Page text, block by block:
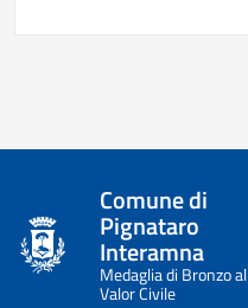
Comune di
Pignataro
Interamna
Medaglia di Bronzo al
Valor Civile